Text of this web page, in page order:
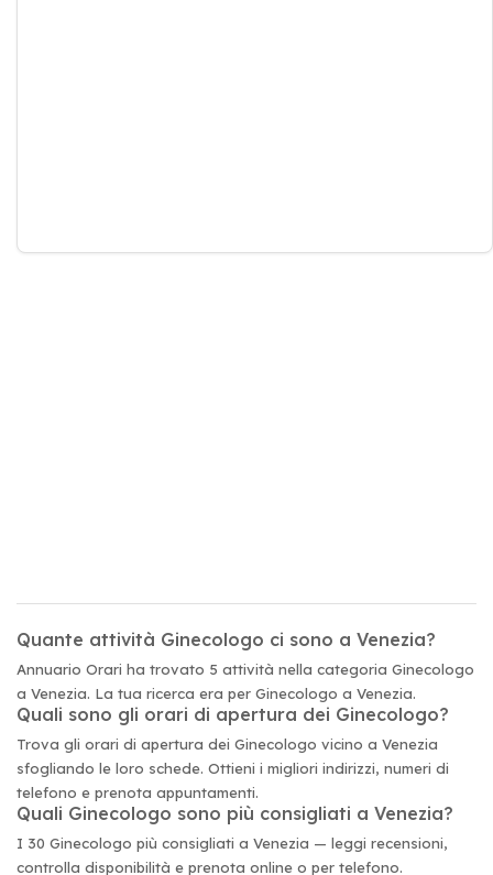
Quante attività Ginecologo ci sono a Venezia?
Annuario Orari ha trovato 5 attività nella categoria Ginecologo
a Venezia. La tua ricerca era per Ginecologo a Venezia.
Quali sono gli orari di apertura dei Ginecologo?
Trova gli orari di apertura dei Ginecologo vicino a Venezia
sfogliando le loro schede. Ottieni i migliori indirizzi, numeri di
telefono e prenota appuntamenti.
Quali Ginecologo sono più consigliati a Venezia?
I 30 Ginecologo più consigliati a Venezia — leggi recensioni,
controlla disponibilità e prenota online o per telefono.